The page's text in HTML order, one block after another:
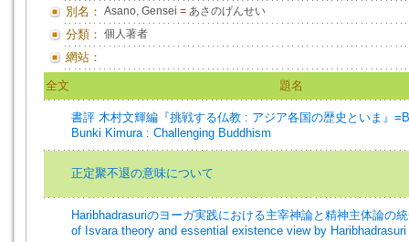
別名： Asano, Gensei = あさのげんせい
分類： 個人著者
網站：
全文 題名
書評 木村文輝編『挑戦する仏教 : アジア各国の歴史といま』
Bunki Kimura : Challenging Buddhism
正定聚不退の意味について
Haribhadrasuriのヨーガ実践における主宰神論と精神主体論の
of Isvara theory and essential existence view by Haribhadrasuri